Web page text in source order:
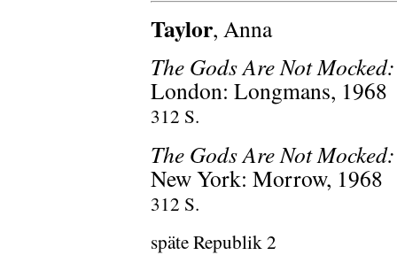
Taylor, Anna
The Gods Are Not
London: Longmans, 1968
312 S.
The Gods Are Not
New York: Morrow, 1968
312 S.
späte Republik 2